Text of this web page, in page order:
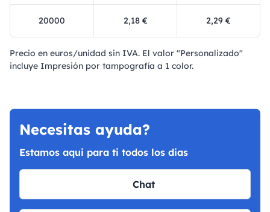
20000 2,18 € 2,29 €
Precio en euros/unidad sin IVA. El valor "Personalizado"
incluye Impresión por tampografía a 1 color.
Necesitas ayuda?
Estamos aqui para ti todos los dias
Chat